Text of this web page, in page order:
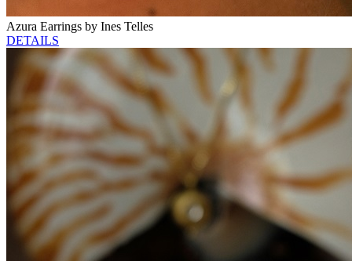
Azura Earrings by Ines Telles
DETAILS